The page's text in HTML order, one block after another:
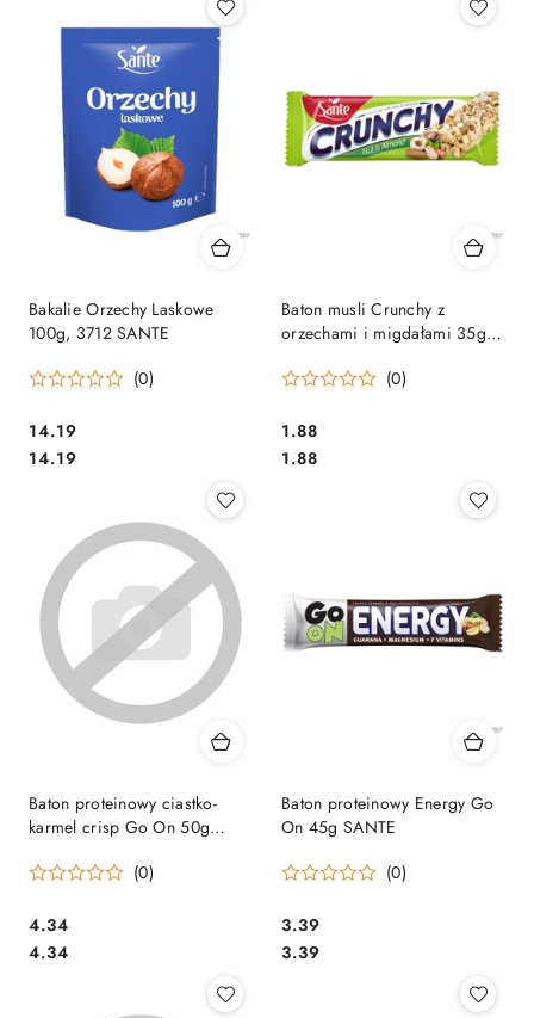
Bakalie Orzechy Laskowe
100g, 3712 SANTE
(0)
Cena:
14.19
Cena:
14.19
Baton musli Crunchy z
orzechami i migdałami 35g
(0)
Cena:
1.88
Cena:
1.88
Baton proteinowy ciastko-
karmel crisp Go On 50g
(0)
Cena:
4.34
Cena:
4.34
Baton proteinowy Energy Go
On 45g SANTE
(0)
Cena:
3.39
Cena:
3.39